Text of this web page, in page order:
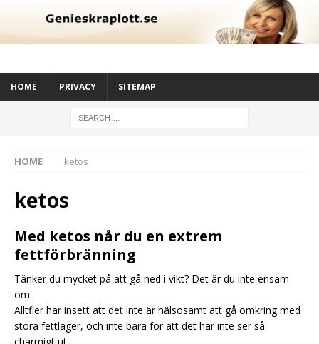
HOME PRIVACY SITEMAP
HOME ketos
ketos
Med ketos når du en extrem
fettförbränning
Tänker du mycket på att gå ned i vikt? Det är du inte ensam
om.
Alltfler har insett att det inte är hälsosamt att gå omkring med
stora fettlager, och inte bara för att det här inte ser så